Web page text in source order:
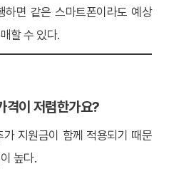
면 같은 스마트폰이라도 예상
할 수 있다.
격이 저렴한가요?
지원금이 함께 적용되기 때문
높다.